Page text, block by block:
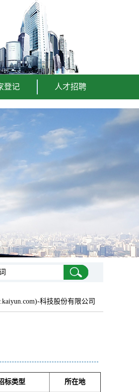
登记 人才招聘
科技股份有限公司
标类型 所在地